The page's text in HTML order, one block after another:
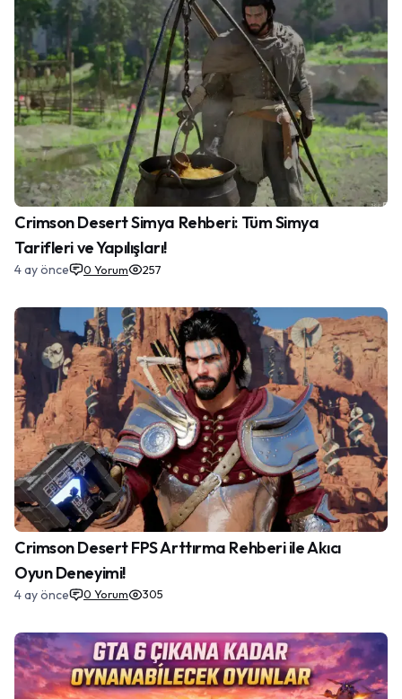
Crimson Desert Simya Rehberi: Tüm Simya
Tarifleri ve Yapılışları!
4 ay önce 0 Yorum 257
Crimson Desert FPS Arttırma Rehberi ile Akıcı
Oyun Deneyimi!
4 ay önce 0 Yorum 305